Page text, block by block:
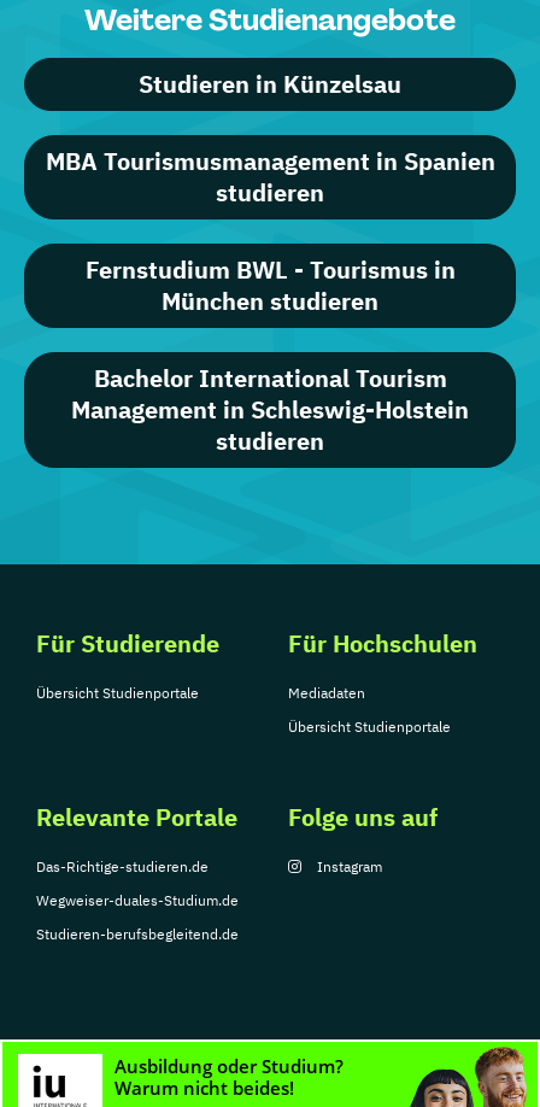
Weitere Studienangebote
Studieren in Künzelsau
MBA Tourismusmanagement in Spanien
studieren
Fernstudium BWL - Tourismus in
München studieren
Bachelor International Tourism
Management in Schleswig-Holstein
studieren
Für Studierende
Übersicht Studienportale
Für Hochschulen
Mediadaten
Übersicht Studienportale
Relevante Portale
Das-Richtige-studieren.de
Wegweiser-duales-Studium.de
Studieren-berufsbegleitend.de
Folge uns auf
Instagram
© Copyright 2026, TarGroup Media GmbH